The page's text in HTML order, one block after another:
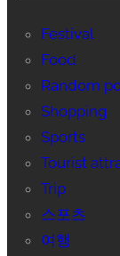
Festival
Food
Random
Shopping
Sports
Tourist
Trip
스포츠
여행